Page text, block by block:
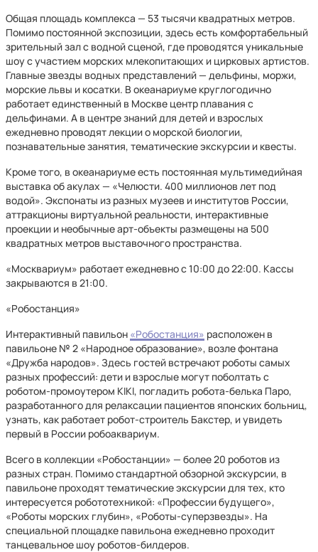
Общая площадь комплекса — 53 тысячи квадратных метров.
Помимо постоянной экспозиции, здесь есть комфортабельный
зрительный зал с водной сценой, где проводятся уникальные
шоу с участием морских млекопитающих и цирковых артистов.
Главные звезды водных представлений — дельфины, моржи,
морские львы и косатки. В океанариуме круглогодично
работает единственный в Москве центр плавания с
дельфинами. А в центре знаний для детей и взрослых
ежедневно проводят лекции о морской биологии,
познавательные занятия, тематические экскурсии и квесты.
Кроме того, в океанариуме есть постоянная мультимедийная
выставка об акулах — «Челюсти. 400 миллионов лет под
водой». Экспонаты из разных музеев и институтов России,
аттракционы виртуальной реальности, интерактивные
проекции и необычные арт-объекты размещены на 500
квадратных метров выставочного пространства.
«Москвариум» работает ежедневно с 10:00 до 22:00. Кассы
закрываются в 21:00.
«Робостанция»
Интерактивный павильон «Робостанция» расположен в
павильоне № 2 «Народное образование», возле фонтана
«Дружба народов». Здесь гостей встречают роботы самых
разных профессий: дети и взрослые могут поболтать с
роботом-промоутером KIKI, погладить робота-белька Паро,
разработанного для релаксации пациентов японских больниц,
узнать, как работает робот-строитель Бакстер, и увидеть
первый в России робоаквариум.
Всего в коллекции «Робостанции» — более 20 роботов из
разных стран. Помимо стандартной обзорной экскурсии, в
павильоне проходят тематические экскурсии для тех, кто
интересуется робототехникой: «Профессии будущего»,
«Роботы морских глубин», «Роботы-суперзвезды». На
специальной площадке павильона ежедневно проходит
танцевальное шоу роботов-билдеров.